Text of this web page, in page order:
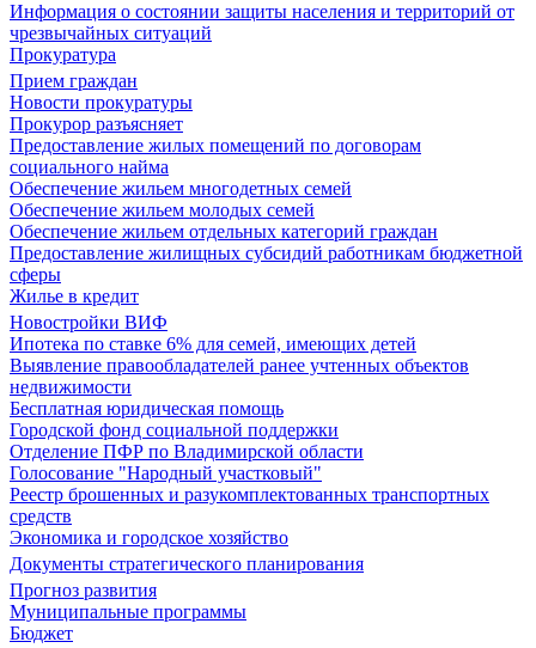
Информация о состоянии защиты населения и территорий от
чрезвычайных ситуаций
Прокуратура
Прием граждан
Новости прокуратуры
Прокурор разъясняет
Предоставление жилых помещений по договорам
социального найма
Обеспечение жильем многодетных семей
Обеспечение жильем молодых семей
Обеспечение жильем отдельных категорий граждан
Предоставление жилищных субсидий работникам бюджетной
сферы
Жилье в кредит
Новостройки ВИФ
Ипотека по ставке 6% для семей, имеющих детей
Выявление правообладателей ранее учтенных объектов
недвижимости
Бесплатная юридическая помощь
Городской фонд социальной поддержки
Отделение ПФР по Владимирской области
Голосование "Народный участковый"
Реестр брошенных и разукомплектованных транспортных
средств
Экономика и городское хозяйство
Документы стратегического планирования
Прогноз развития
Муниципальные программы
Бюджет